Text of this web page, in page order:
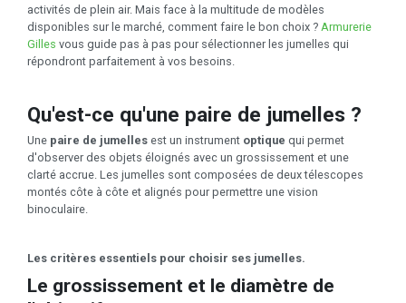
activités de plein air. Mais face à la multitude de modèles
disponibles sur le marché, comment faire le bon choix ? Armurerie
Gilles vous guide pas à pas pour sélectionner les jumelles qui
répondront parfaitement à vos besoins.
Qu'est-ce qu'une paire de jumelles ?
Une paire de jumelles est un instrument optique qui permet
d'observer des objets éloignés avec un grossissement et une
clarté accrue. Les jumelles sont composées de deux télescopes
montés côte à côte et alignés pour permettre une vision
binoculaire.
Les critères essentiels pour choisir ses jumelles.
Le grossissement et le diamètre de